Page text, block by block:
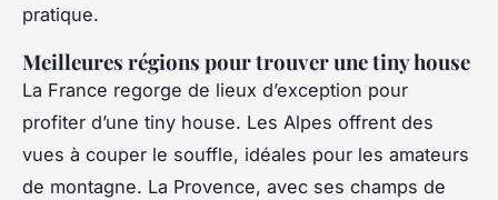
pratique.
Meilleures régions pour trouver une tiny house
La France regorge de lieux d’exception pour
profiter d’une tiny house. Les Alpes offrent des
vues à couper le souffle, idéales pour les amateurs
de montagne. La Provence, avec ses champs de